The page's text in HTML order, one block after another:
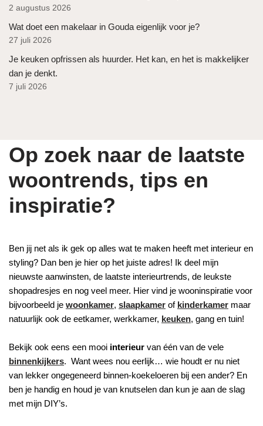
2 augustus 2026
Wat doet een makelaar in Gouda eigenlijk voor je?
27 juli 2026
Je keuken opfrissen als huurder. Het kan, en het is makkelijker
dan je denkt.
7 juli 2026
Op zoek naar de laatste
woontrends, tips en
inspiratie?
Ben jij net als ik gek op alles wat te maken heeft met interieur en
styling? Dan ben je hier op het juiste adres! Ik deel mijn
nieuwste aanwinsten, de laatste interieurtrends, de leukste
shopadresjes en nog veel meer. Hier vind je wooninspiratie voor
bijvoorbeeld je woonkamer, slaapkamer of kinderkamer maar
natuurlijk ook de eetkamer, werkkamer, keuken, gang en tuin!
Bekijk ook eens een mooi interieur van één van de vele
binnenkijkers. Want wees nou eerlijk… wie houdt er nu niet
van lekker ongegeneerd binnen-koekeloeren bij een ander? En
ben je handig en houd je van knutselen dan kun je aan de slag
met mijn DIY’s.